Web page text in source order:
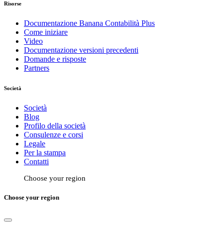
Risorse
Documentazione Banana Contabilità Plus
Come iniziare
Video
Documentazione versioni precedenti
Domande e risposte
Partners
Società
Società
Blog
Profilo della società
Consulenze e corsi
Legale
Per la stampa
Contatti
Choose your region
Choose your region